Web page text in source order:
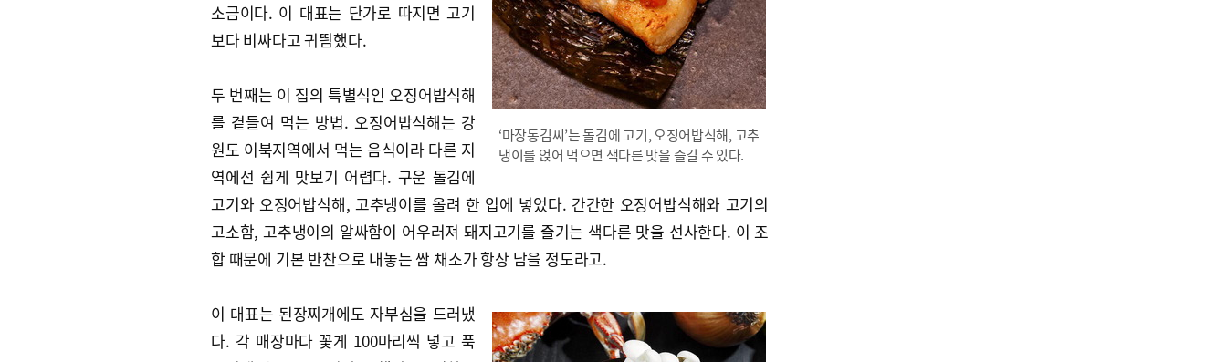
‘마장동김씨’는 돌김에 고기, 오징어밥식해, 고추
냉이를 얹어 먹으면 색다른 맛을 즐길 수 있다.
소금이다. 이 대표는 단가로 따지면 고기
보다 비싸다고 귀띔했다.
두 번째는 이 집의 특별식인 오징어밥식해
를 곁들여 먹는 방법. 오징어밥식해는 강
원도 이북지역에서 먹는 음식이라 다른 지
역에선 쉽게 맛보기 어렵다. 구운 돌김에
고기와 오징어밥식해, 고추냉이를 올려 한 입에 넣었다. 간간한 오징어밥식해와 고기의
고소함, 고추냉이의 알싸함이 어우러져 돼지고기를 즐기는 색다른 맛을 선사한다. 이 조
합 때문에 기본 반찬으로 내놓는 쌈 채소가 항상 남을 정도라고.
이 대표는 된장찌개에도 자부심을 드러냈
다. 각 매장마다 꽃게 100마리씩 넣고 푹